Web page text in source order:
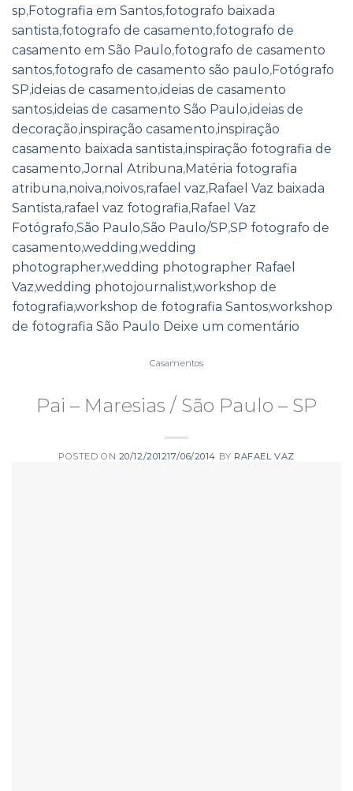
sp,Fotografia em Santos,fotografo baixada
santista,fotografo de casamento,fotografo de
casamento em São Paulo,fotografo de casamento
santos,fotografo de casamento são paulo,Fotógrafo
SP,ideias de casamento,ideias de casamento
santos,ideias de casamento São Paulo,ideias de
decoração,inspiração casamento,inspiração
casamento baixada santista,inspiração fotografia de
casamento,Jornal Atribuna,Matéria fotografia
atribuna,noiva,noivos,rafael vaz,Rafael Vaz baixada
Santista,rafael vaz fotografia,Rafael Vaz
Fotógrafo,São Paulo,São Paulo/SP,SP fotografo de
casamento,wedding,wedding
photographer,wedding photographer Rafael
Vaz,wedding photojournalist,workshop de
fotografia,workshop de fotografia Santos,workshop
de fotografia São Paulo Deixe um comentário
Casamentos
Pai – Maresias / São Paulo – SP
POSTED ON 20/12/201217/06/2014 BY RAFAEL VAZ